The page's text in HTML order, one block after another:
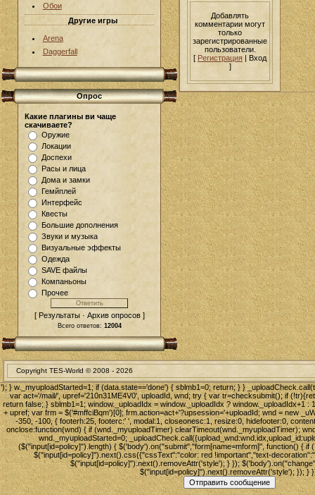
Обои
Другие игры
Arena
Daggerfall
Опрос
Какие плагины ви чаще
скачиваете?
Оружие
Локации
Доспехи
Расы и лица
Дома и замки
Гемйплей
Интерфейс
Квесты
Большие дополнения
Звуки и музыка
Визуальные эффекты
Одежда
SAVE файлы
Компаньоны
Прочее
[ Результаты · Архив опросов ]
Всего ответов: 12004
Добавлять
комментарии могут
только
зарегистрированные
пользователи.
[ Регистрация | Вход
]
Copyright TES-World © 2008 - 2026
'); } w._myuploadStarted=1; if (data.state=='done') { sblmb1=0; return; } }
var act='/mail/', upref='210n31ME4V0', uploadId, wnd; try { var tr=checksubmit(); if
return false; } sblmb1=1; window._uploadIdx = window._uploadIdx ? window._uploadIdx+1 :
+ upref; var frm = $('#mffciBqm')[0]; frm.action=act+'?upsession='+uploadId; wnd = new
-350, -100, { footerh:25, footerc:' ', modal:1, closeonesc:1, resize:0, hidefooter:0,
onclose:function(wnd) { if (wnd._myuploadTimer) clearTimeout(wnd._myuploadTimer);
wnd._myuploadStarted=0;
($("input[id=policy]").length) { $('body').on("submit","form[name=mform]", function() { if
$("input[id=policy]").next().css({"cssText":"color: red !important","text-
$("input[id=policy]").next().removeAttr('style'); } });
$("input[id=policy]").next().removeAttr('style'); }); }